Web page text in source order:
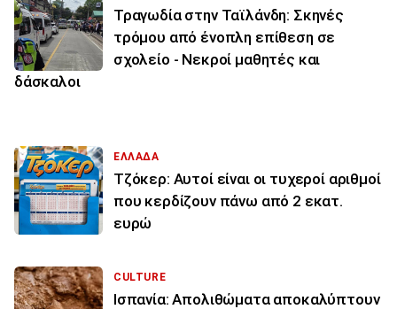
Τραγωδία στην Ταϊλάνδη: Σκηνές
τρόμου από ένοπλη επίθεση σε
σχολείο - Νεκροί μαθητές και
δάσκαλοι
ΕΛΛΑΔΑ
Τζόκερ: Αυτοί είναι οι τυχεροί αριθμοί
που κερδίζουν πάνω από 2 εκατ.
ευρώ
CULTURE
Ισπανία: Απολιθώματα αποκαλύπτουν